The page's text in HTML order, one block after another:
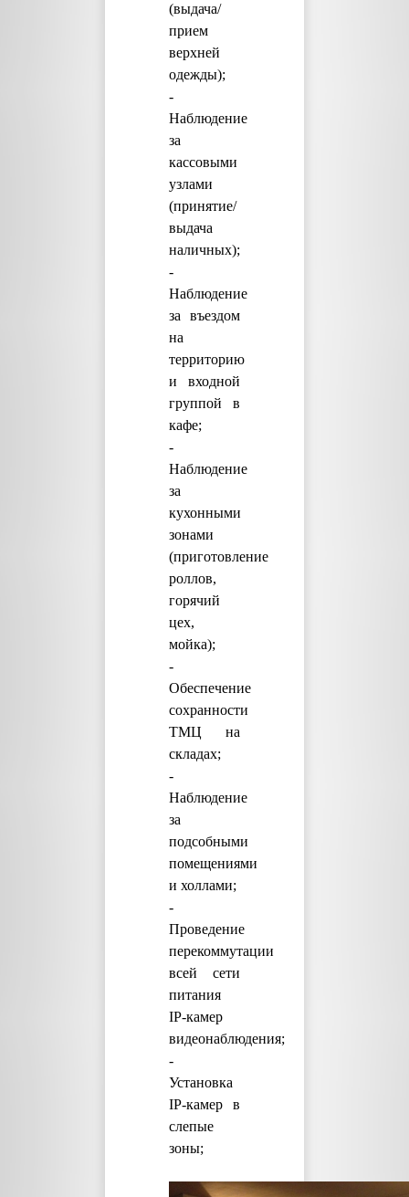
(выдача/
прием
верхней
одежды);
-
Наблюдение
за
кассовыми
узлами
(принятие/
выдача
наличных);
-
Наблюдение
за въездом
на
территорию
и входной
группой в
кафе;
-
Наблюдение
за
кухонными
зонами
(приготовление
роллов,
горячий
цех,
мойка);
-
Обеспечение
сохранности
ТМЦ на
складах;
-
Наблюдение
за
подсобными
помещениями
и холлами;
-
Проведение
перекоммутации
всей сети
питания
IP-камер
видеонаблюдения;
-
Установка
IP-камер в
слепые
зоны;